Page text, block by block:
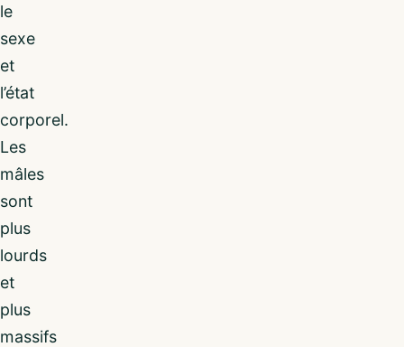
le
sexe
et
l’état
corporel.
Les
mâles
sont
plus
lourds
et
plus
massifs